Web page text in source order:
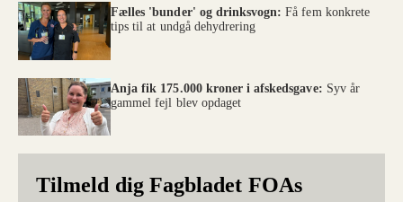
Fælles 'bunder' og drinksvogn:Få fem konkrete
tips til at undgå dehydrering
Anja fik 175.000 kroner i afskedsgave: Syv år
gammel fejl blev opdaget
Tilmeld dig Fagbladet FOAs